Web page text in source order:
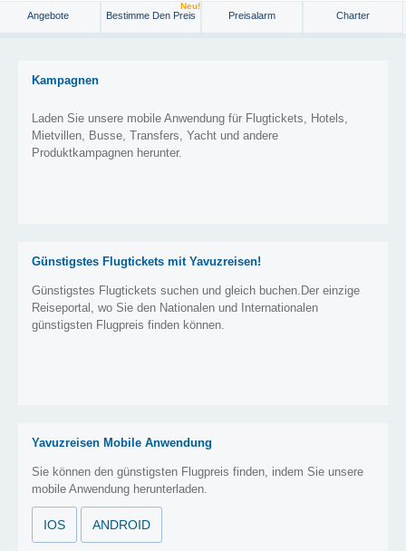
Angebote Bestimme Den Preis
Neu!
Preisalarm Charter
Kampagnen
Laden Sie unsere mobile Anwendung für Flugtickets, Hotels,
Mietvillen, Busse, Transfers, Yacht und andere
Produktkampagnen herunter.
Günstigstes Flugtickets mit Yavuzreisen!
Günstigstes Flugtickets suchen und gleich buchen.Der einzige
Reiseportal, wo Sie den Nationalen und Internationalen
günstigsten Flugpreis finden können.
Yavuzreisen Mobile Anwendung
Sie können den günstigsten Flugpreis finden, indem Sie unsere
mobile Anwendung herunterladen.
IOS ANDROID